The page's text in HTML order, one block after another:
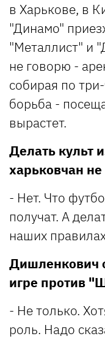
в Харькове, в
"Динамо"
"Металлист" и
не говорю -
собирая по
борьба -
вырастет.
Делать культ
харьковчан не
- Нет. Что
получат. А
наших
Дишленкович
игре против
- Не только.
роль. Надо